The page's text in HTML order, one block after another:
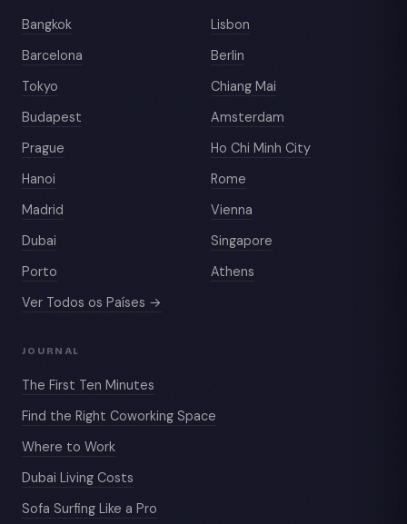
Bangkok
Lisbon
Barcelona
Berlin
Tokyo
Chiang Mai
Budapest
Amsterdam
Prague
Ho Chi Minh City
Hanoi
Rome
Madrid
Vienna
Dubai
Singapore
Porto
Athens
Ver Todos os Países →
JOURNAL
The First Ten Minutes
Find the Right Coworking Space
Where to Work
Dubai Living Costs
Sofa Surfing Like a Pro